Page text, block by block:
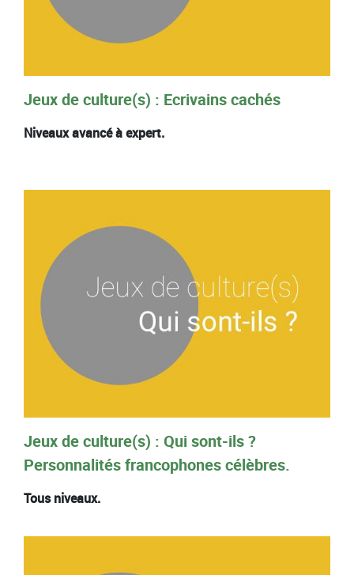
Jeux de culture(s) : Ecrivains cachés
Niveaux avancé à expert.
Jeux de culture(s) : Qui sont-ils ?
Personnalités francophones célèbres.
Tous niveaux.